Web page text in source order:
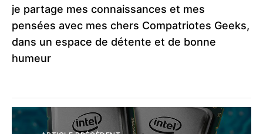
je partage mes connaissances et mes
pensées avec mes chers Compatriotes Geeks,
dans un espace de détente et de bonne
humeur